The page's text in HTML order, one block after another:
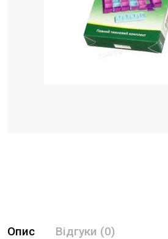
Опис Відгуки (0)